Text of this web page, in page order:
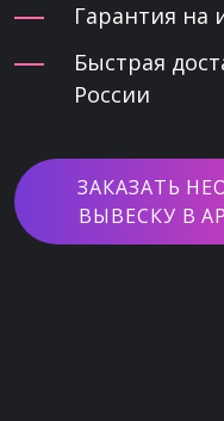
Гарантия на
Быстрая
России
ЗАКАЗАТЬ
ВЫВЕСКУ В